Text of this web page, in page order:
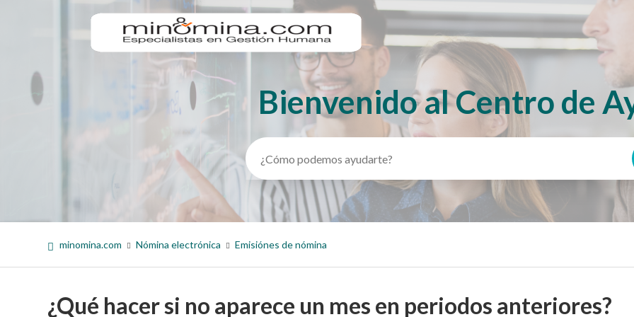
Búsqueda
Bienvenido al Centro de
minomina.com Nómina electrónica Emisiónes de nómina
¿Qué hacer si no aparece un mes en periodos anteriores?